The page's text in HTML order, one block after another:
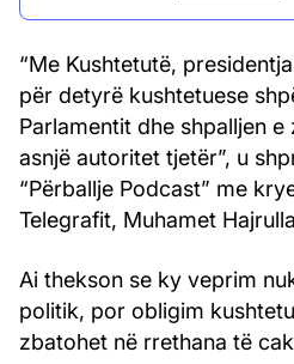
“Me Kushtetutë,
për detyrë kushtetuese
Parlamentit dhe shpalljen e
asnjë autoritet tjetër”, u
“Përballje Podcast” me
Telegrafit, Muhamet
Ai thekson se ky veprim
politik, por obligim
zbatohet në rrethana të